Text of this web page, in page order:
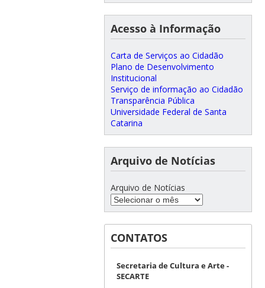
Acesso à Informação
Carta de Serviços ao Cidadão
Plano de Desenvolvimento
Institucional
Serviço de informação ao Cidadão
Transparência Pública
Universidade Federal de Santa
Catarina
Arquivo de Notícias
Arquivo de Notícias
CONTATOS
Secretaria de Cultura e Arte -
SECARTE